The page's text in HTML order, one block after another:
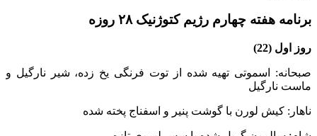
برنامه هفته چهارم رژیم کتوژنیک ۲۸ روزه
روز اول (22)
صبحانه: اسموتی تهیه شده از توت فرنگی یخ زده، شیر نارگیل و
ماست نارگیل
ناهار: کیش لورن با گوشت پنیر و اسفناج پخته شده